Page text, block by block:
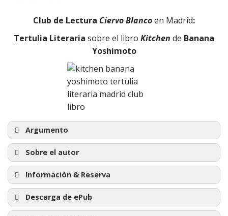
Club de Lectura Ciervo Blancoen Madrid:
Tertulia Literaria sobre el libro Kitchen de Banana
Yoshimoto
Argumento
Sobre el autor
Información & Reserva
Descarga de ePub